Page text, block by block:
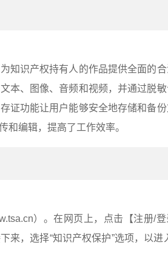
知识产权持有人的作品提供全面的
本、图像、音频和视频，并通过脱敏
证功能让用户能够安全地存储和备份
和编辑，提高了工作效率。
）。在网页上，点击【注册/
来，选择“知识产权保护”选项，以进